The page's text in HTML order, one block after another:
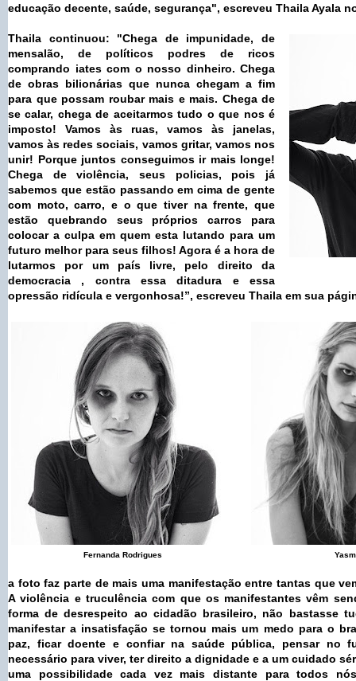
educação decente, saúde, segurança", escreveu Thaila Ayala
Thaila continuou: "Chega de impunidade, de
mensalão, de políticos podres de ricos
comprando iates com o nosso dinheiro. Chega
de obras bilionárias que nunca chegam a fim
para que possam roubar mais e mais. Chega de
se calar, chega de aceitarmos tudo o que nos é
imposto! Vamos às ruas, vamos às janelas,
vamos às redes sociais, vamos gritar, vamos nos
unir! Porque juntos conseguimos ir mais longe!
Chega de violência, seus policias, pois já
sabemos que estão passando em cima de gente
com moto, carro, e o que tiver na frente, que
estão quebrando seus próprios carros para
colocar a culpa em quem esta lutando para um
futuro melhor para seus filhos! Agora é a hora de
lutarmos por um país livre, pelo direito da
democracia , contra essa ditadura e essa
opressão ridícula e vergonhosa!”, escreveu Thaila em sua
Fernanda Rodrigues
a foto faz parte de mais uma manifestação entre tantas que
A violência e truculência com que os manifestantes vêm
forma de desrespeito ao cidadão brasileiro, não bastasse
manifestar a insatisfação se tornou mais um medo para o
paz, ficar doente e confiar na saúde pública, pensar no
necessário para viver, ter direito a dignidade e a um cuidado
uma possibilidade cada vez mais distante para todos